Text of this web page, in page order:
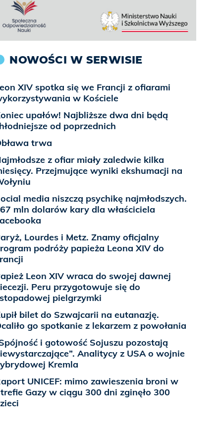
NOWOŚCI W SERWISIE
XIV spotka się we Francji z ofiarami
w Kościele
upałów! Najbliższe dwa dni będą
od poprzednich
trwa
z ofiar miały zaledwie kilka
Przejmujące wyniki ekshumacji na
media niszczą psychikę najmłodszych.
mln dolarów kary dla właściciela
Lourdes i Metz. Znamy oficjalny
podróży papieża Leona XIV do
Leon XIV wraca do swojej dawnej
Peru przygotowuje się do
pielgrzymki
bilet do Szwajcarii na eutanazję.
go spotkanie z lekarzem z powołania
i gotowość Sojuszu pozostają
Analitycy z USA o wojnie
Kremla
UNICEF: mimo zawieszenia broni w
Gazy w ciągu 300 dni zginęło 300